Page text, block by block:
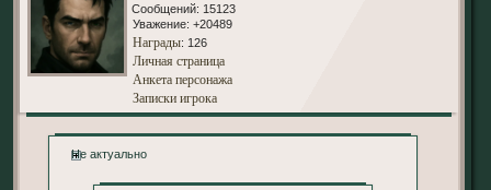
Сообщений: 15123
Уважение: +20489
Награды: 126
Личная страница
Анкета персонажа
Записки игрока
Не актуально